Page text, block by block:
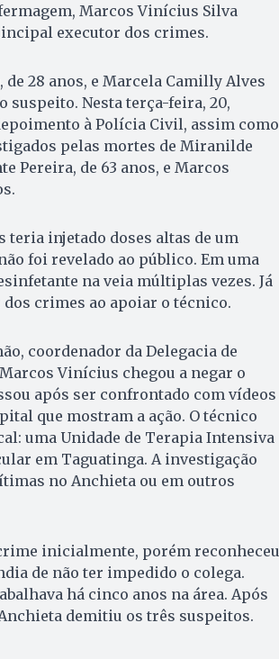
Marcos Vinícius Silva
executor dos crimes.
de 28 anos, e Marcela Camilly Alves
suspeito. Nesta terça-feira, 20,
à Polícia Civil, assim como
pelas mortes de Miranilde
Pereira, de 63 anos, e Marcos
teria injetado doses altas de um
foi revelado ao público. Em uma
na veia múltiplas vezes. Já
crimes ao apoiar o técnico.
coordenador da Delegacia de
Vinícius chegou a negar o
após ser confrontado com vídeos
que mostram a ação. O técnico
uma Unidade de Terapia Intensiva
em Taguatinga. A investigação
no Anchieta ou em outros
inicialmente, porém reconheceu
de não ter impedido o colega.
há cinco anos na área. Após
demitiu os três suspeitos.